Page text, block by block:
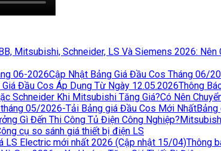
Cập Nhật Bảng Giá Đầu Cos Tháng 06/
Thông
Có Nên
cụ so sánh giá thiết bị điện LS
Thông